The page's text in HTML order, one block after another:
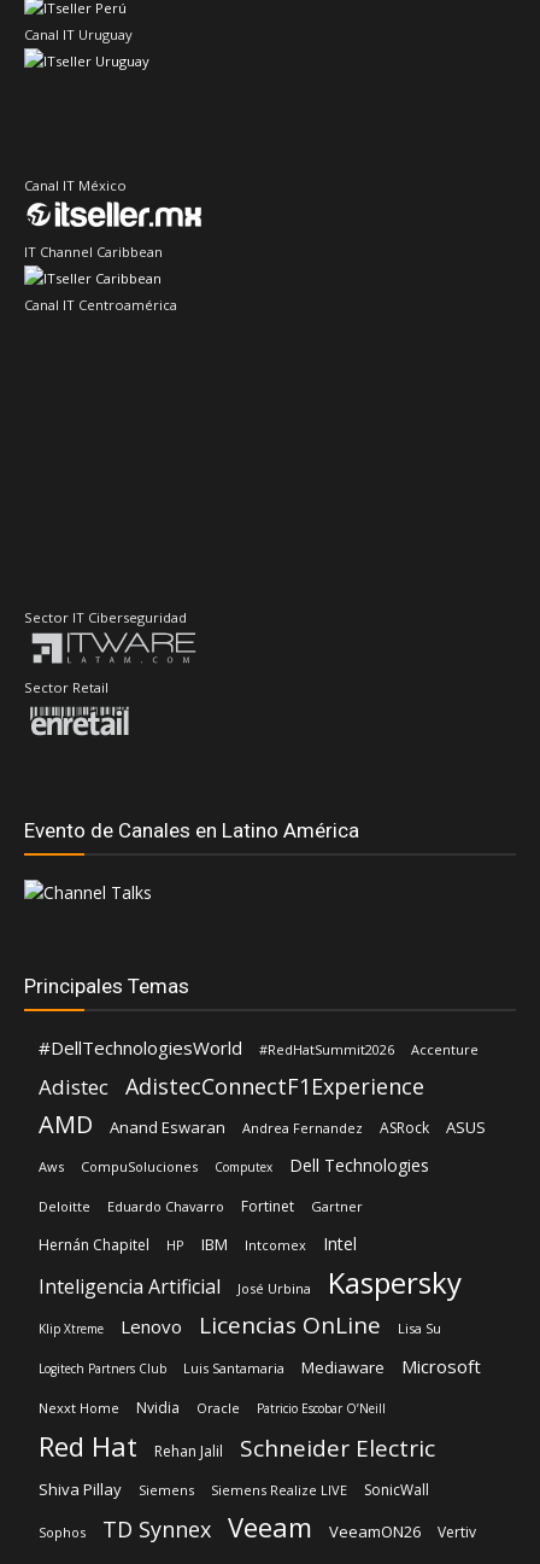
Canal IT Uruguay
Canal IT México
IT Channel Caribbean
Canal IT Centroamérica
Sector IT Ciberseguridad
Sector Retail
Evento de Canales en Latino América
Principales Temas
#DellTechnologiesWorld #RedHatSummit2026 Accenture
Adistec AdistecConnectF1Experience
AMD Anand Eswaran Andrea Fernandez ASRock ASUS
Aws CompuSoluciones Computex Dell Technologies
Deloitte Eduardo Chavarro Fortinet Gartner
Hernán Chapitel HP IBM Intcomex Intel
Inteligencia Artificial José Urbina Kaspersky
Klip Xtreme Lenovo Licencias OnLine Lisa Su
Logitech Partners Club Luis Santamaria Mediaware Microsoft
Nexxt Home Nvidia Oracle Patricio Escobar O’Neill
Red Hat Rehan Jalil Schneider Electric
Shiva Pillay Siemens Siemens Realize LIVE SonicWall
Sophos TD Synnex Veeam VeeamON26 Vertiv